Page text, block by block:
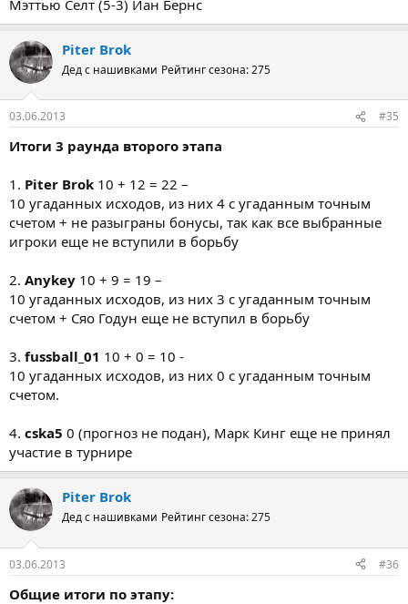
Мэттью Селт (5-3) Иан Бернс
Piter Brok
Дед с нашивками Рейтинг сезона: 275
03.06.2013 #35
Итоги 3 раунда второго этапа
1. Piter Brok 10 + 12 = 22 –
10 угаданных исходов, из них 4 с угаданным точным
счетом + не разыграны бонусы, так как все выбранные
игроки еще не вступили в борьбу
2. Anykey 10 + 9 = 19 –
10 угаданных исходов, из них 3 с угаданным точным
счетом + Сяо Годун еще не вступил в борьбу
3. fussball_01 10 + 0 = 10 -
10 угаданных исходов, из них 0 с угаданным точным
счетом.
4. cska5 0 (прогноз не подан), Марк Кинг еще не принял
участие в турнире
Piter Brok
Дед с нашивками Рейтинг сезона: 275
03.06.2013 #36
Общие итоги по этапу: